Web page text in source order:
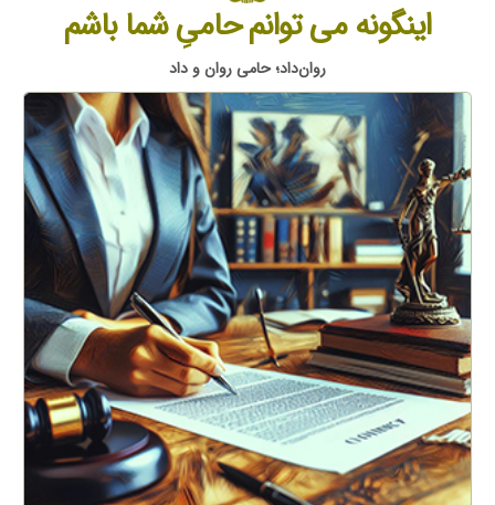
اینگونه می توانم حامیِ شما باشم
روان‌داد؛ حامی روان و داد